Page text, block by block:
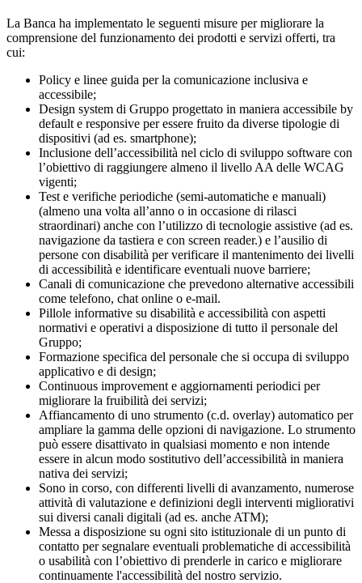
La Banca ha implementato le seguenti misure per migliorare la
comprensione del funzionamento dei prodotti e servizi offerti, tra
cui:
Policy e linee guida per la comunicazione inclusiva e
accessibile;
Design system di Gruppo progettato in maniera accessibile by
default e responsive per essere fruito da diverse tipologie di
dispositivi (ad es. smartphone);
Inclusione dell’accessibilità nel ciclo di sviluppo software con
l’obiettivo di raggiungere almeno il livello AA delle WCAG
vigenti;
Test e verifiche periodiche (semi-automatiche e manuali)
(almeno una volta all’anno o in occasione di rilasci
straordinari) anche con l’utilizzo di tecnologie assistive (ad es.
navigazione da tastiera e con screen reader.) e l’ausilio di
persone con disabilità per verificare il mantenimento dei livelli
di accessibilità e identificare eventuali nuove barriere;
Canali di comunicazione che prevedono alternative accessibili
come telefono, chat online o e-mail.
Pillole informative su disabilità e accessibilità con aspetti
normativi e operativi a disposizione di tutto il personale del
Gruppo;
Formazione specifica del personale che si occupa di sviluppo
applicativo e di design;
Continuous improvement e aggiornamenti periodici per
migliorare la fruibilità dei servizi;
Affiancamento di uno strumento (c.d. overlay) automatico per
ampliare la gamma delle opzioni di navigazione. Lo strumento
può essere disattivato in qualsiasi momento e non intende
essere in alcun modo sostitutivo dell’accessibilità in maniera
nativa dei servizi;
Sono in corso, con differenti livelli di avanzamento, numerose
attività di valutazione e definizioni degli interventi migliorativi
sui diversi canali digitali (ad es. anche ATM);
Messa a disposizione su ogni sito istituzionale di un punto di
contatto per segnalare eventuali problematiche di accessibilità
o usabilità con l’obiettivo di prenderle in carico e migliorare
continuamente l'accessibilità del nostro servizio.